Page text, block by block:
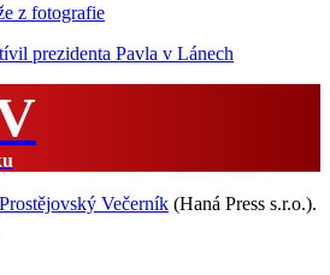
z fotografie
prezidenta Pavla v Lánech
Prostějovský Večerník (Haná Press s.r.o.).